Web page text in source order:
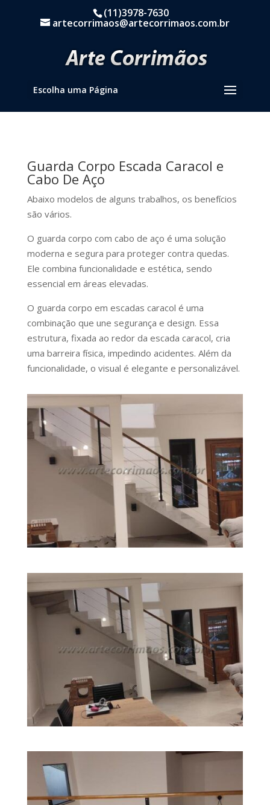
(11)3978-7630
artecorrimaos@artecorrimaos.com.br
Escolha uma Página
Guarda Corpo Escada Caracol e
Cabo De Aço
Abaixo modelos de alguns trabalhos, os benefícios
são vários.
O guarda corpo com cabo de aço é uma solução
moderna e segura para proteger contra quedas.
Ele combina funcionalidade e estética, sendo
essencial em áreas elevadas.
O guarda corpo em escadas caracol é uma
combinação que une segurança e design. Essa
estrutura, fixada ao redor da escada caracol, cria
uma barreira física, impedindo acidentes. Além da
funcionalidade, o visual é elegante e personalizável.